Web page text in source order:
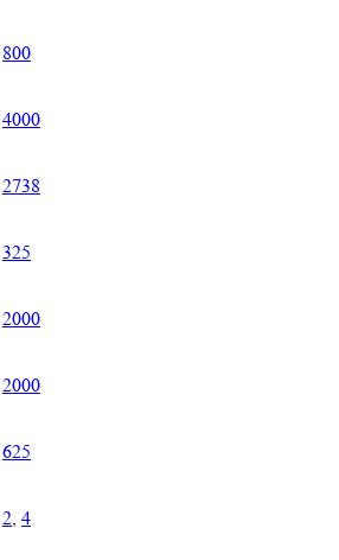
800
4000
2738
325
2000
2000
625
2, 4